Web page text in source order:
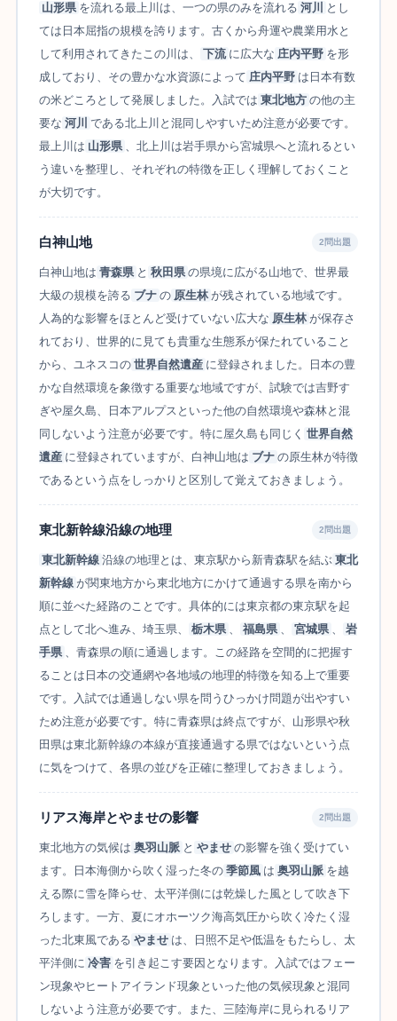
山形県 を流れる最上川は、一つの県のみを流れる 河川
とし
ては日本屈指の規模を誇ります。古くから舟運や農業用水と
して利用されてきたこの川は、
下流 に広大な 庄内平野 を形
成しており、その豊かな水資源によって 庄内平野 は日本有数
の米どころとして発展しました。入試では 東北地方 の他の主
要な 河川 である北上川と混同しやすいため注意が必要です。
最上川は 山形県 、北上川は岩手県から宮城県へと流れるとい
う違いを整理し、それぞれの特徴を正しく理解しておくこと
が大切です。
白神山地 2問出題
白神山地は 青森県 と 秋田県 の県境に広がる山地で、世界最
大級の規模を誇る ブナ の 原生林 が残されている地域です。
人為的な影響をほとんど受けていない広大な 原生林 が保存さ
れており、世界的に見ても貴重な生態系が保たれていること
から、ユネスコの 世界自然遺産 に登録されました。日本の豊
かな自然環境を象徴する重要な地域ですが、試験では吉野す
ぎや屋久島、日本アルプスといった他の自然環境や森林と混
同しないよう注意が必要です。特に屋久島も同じく 世界自然
遺産 に登録されていますが、白神山地は ブナ の原生林が特徴
であるという点をしっかりと区別して覚えておきましょう。
東北新幹線沿線の地理 2問出題
東北新幹線 沿線の地理とは、東京駅から新青森駅を結ぶ 東北
新幹線 が関東地方から東北地方にかけて通過する県を南から
順に並べた経路のことです。具体的には東京都の東京駅を起
点として北へ進み、埼玉県、
栃木県 、 福島県 、 宮城県 、
岩
手県 、青森県の順に通過します。この経路を空間的に把握す
ることは日本の交通網や各地域の地理的特徴を知る上で重要
です。入試では通過しない県を問うひっかけ問題が出やすい
ため注意が必要です。特に青森県は終点ですが、山形県や秋
田県は東北新幹線の本線が直接通過する県ではないという点
に気をつけて、各県の並びを正確に整理しておきましょう。
リアス海岸とやませの影響 2問出題
東北地方の気候は 奥羽山脈 と やませ の影響を強く受けてい
ます。日本海側から吹く湿った冬の 季節風 は 奥羽山脈 を越
える際に雪を降らせ、太平洋側には乾燥した風として吹き下
ろします。一方、夏にオホーツク海高気圧から吹く冷たく湿
った北東風である やませ は、日照不足や低温をもたらし、太
平洋側に 冷害 を引き起こす要因となります。入試ではフェー
ン現象やヒートアイランド現象といった他の気候現象と混同
しないよう注意が必要です。また、三陸海岸に見られるリア